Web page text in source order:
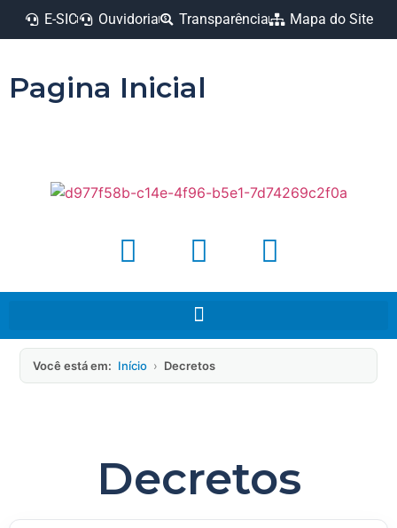
E-SIC Ouvidoria Transparência Mapa do Site
Pagina Inicial
Você está em: Início › Decretos
Decretos